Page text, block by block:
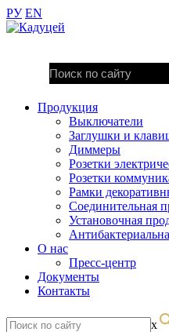
РУ EN
Продукция
Выключатели
Заглушки и
Диммеры
Розетки
Розетки
Рамки
Соединительная
Установочная
О нас
Пресс-центр
Документы
Контакты
x